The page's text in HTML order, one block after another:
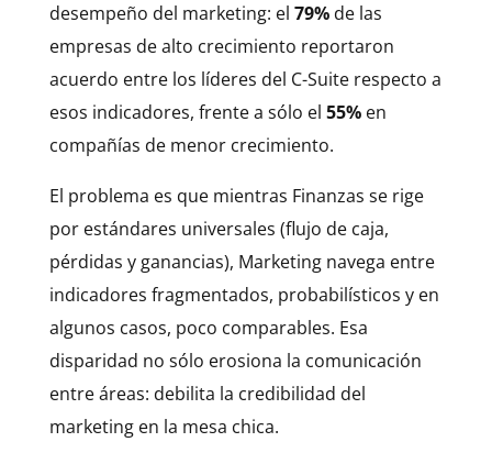
desempeño del marketing: el 79%de las
empresas de alto crecimiento reportaron
acuerdo entre los líderes del C-Suite respecto a
esos indicadores, frente a sólo el 55%en
compañías de menor crecimiento.
El problema es que mientras Finanzas se rige
por estándares universales (flujo de caja,
pérdidas y ganancias), Marketing navega entre
indicadores fragmentados, probabilísticos y en
algunos casos, poco comparables. Esa
disparidad no sólo erosiona la comunicación
entre áreas: debilita la credibilidad del
marketing en la mesa chica.